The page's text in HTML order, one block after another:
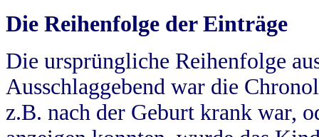
Die Reihenfolge der Einträge
Die ursprüngliche Reihenfolge
Ausschlaggebend war die
z.B. nach der Geburt krank war,